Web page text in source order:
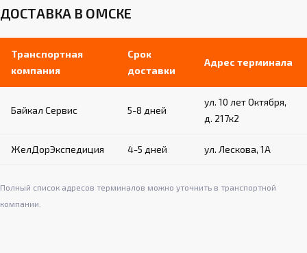
ДОСТАВКА В ОМСКЕ
Транспортная
компания
Срок
доставки
Адрес терминала
Байкал Сервис 5-8 дней
ул. 10 лет Октября,
д. 217к2
ЖелДорЭкспедиция 4-5 дней ул. Лескова, 1А
Полный список адресов терминалов можно уточнить в транспортной
компании.